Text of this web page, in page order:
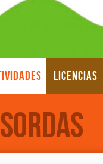
LICENCIAS